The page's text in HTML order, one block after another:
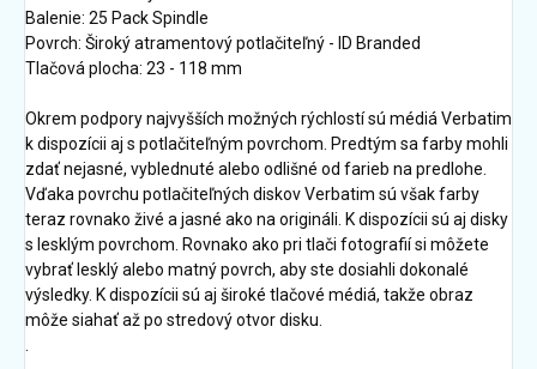
Balenie: 25 Pack Spindle
Povrch: Široký atramentový potlačiteľný - ID Branded
Tlačová plocha: 23 - 118 mm
Okrem podpory najvyšších možných rýchlostí sú médiá Verbatim
k dispozícii aj s potlačiteľným povrchom. Predtým sa farby mohli
zdať nejasné, vyblednuté alebo odlišné od farieb na predlohe.
Vďaka povrchu potlačiteľných diskov Verbatim sú však farby
teraz rovnako živé a jasné ako na origináli. K dispozícii sú aj disky
s lesklým povrchom. Rovnako ako pri tlači fotografií si môžete
vybrať lesklý alebo matný povrch, aby ste dosiahli dokonalé
výsledky. K dispozícii sú aj široké tlačové médiá, takže obraz
môže siahať až po stredový otvor disku.
.